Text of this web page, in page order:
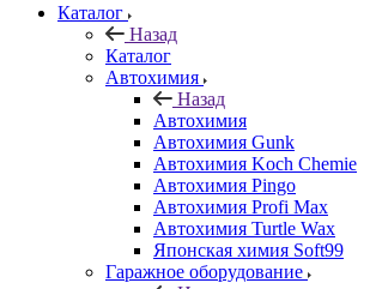
Каталог
Назад
Каталог
Автохимия
Назад
Автохимия
Автохимия Gunk
Автохимия Koch Chemie
Автохимия Pingo
Автохимия Profi Max
Автохимия Turtle Wax
Японская химия Soft99
Гаражное оборудование